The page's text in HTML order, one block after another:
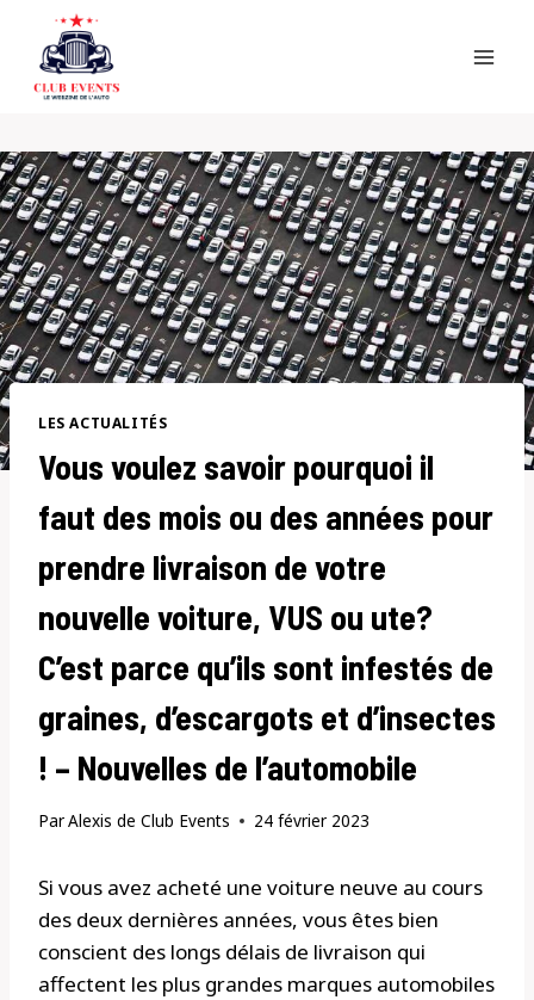
content
LES ACTUALITÉS
Vous voulez savoir pourquoi il
faut des mois ou des années pour
prendre livraison de votre
nouvelle voiture, VUS ou ute?
C’est parce qu’ils sont infestés de
graines, d’escargots et d’insectes
! – Nouvelles de l’automobile
ParAlexis de Club Events 24 février 2023
Si vous avez acheté une voiture neuve au cours
des deux dernières années, vous êtes bien
conscient des longs délais de livraison qui
affectent les plus grandes marques automobiles